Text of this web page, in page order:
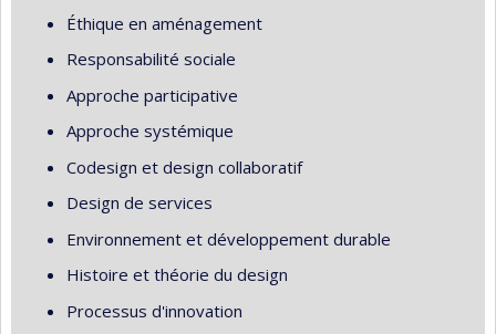
Éthique en aménagement
Responsabilité sociale
Approche participative
Approche systémique
Codesign et design collaboratif
Design de services
Environnement et développement durable
Histoire et théorie du design
Processus d'innovation